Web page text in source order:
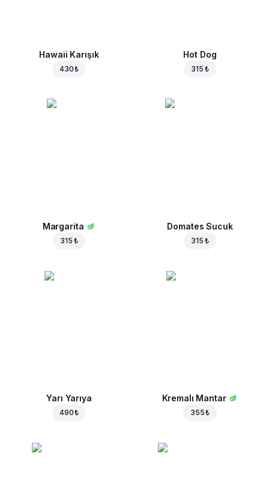
Hawaii Karışık
430 ₺
Hot Dog
315 ₺
Margarita
315 ₺
Domates Sucuk
315 ₺
Yarı Yarıya
490 ₺
Kremalı Mantar
355 ₺